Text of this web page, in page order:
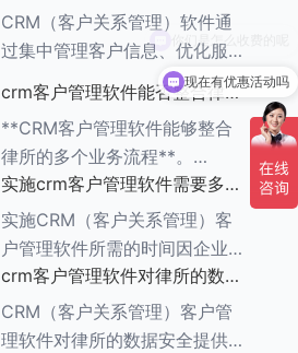
客户信息管理
满意度
CRM（客户关系管理）软件通
过集中管理客户信息、优化服务
流程、提供个性化服务等多种方
式，能够有效提高客户满意度。
以下是一些具体的方法： ###
一、集中管理客户信息 CRM软
件
crm客户管理软件能否整合律所
的多个业务流程
**CRM客户管理软件能够整合
律所的多个业务流程**。
CRM（客户关系管理）管理软
件的功能多种多样，旨在帮助企
业有效管理与客户之间的互动，
增强客户满意度，提升销售业
绩。以下是对CR
实施crm客户管理软件需要多长
时间
实施CRM（客户关系管理）客
户管理软件所需的时间因企业的
具体需求、系统复杂程度、企业
规模以及资源分配情况而异。一
般来说，整个实施周期可以分为
crm客户管理软件对律所的数据
安全有何保障措施
CRM（客户关系管理）客户管
理软件对律所的数据安全提供了
现在有优惠活动吗